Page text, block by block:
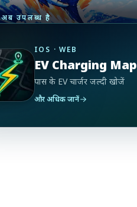
अब उपलब्ध है
IOS · WEB
EV Charging Map
पास के EV चार्जर जल्दी खोजें
और अधिक जानें